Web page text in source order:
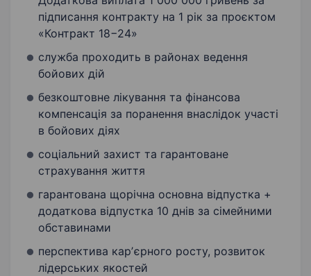
підписання контракту на 1 рік за проєктом
«Контракт 18−24»
служба проходить в районах ведення
бойових дій
безкоштовне лікування та фінансова
компенсація за поранення внаслідок участі
в бойових діях
соціальний захист та гарантоване
страхування життя
гарантована щорічна основна відпустка +
додаткова відпустка 10 днів за сімейними
обставинами
перспектива карʼєрного росту, розвиток
лідерських якостей